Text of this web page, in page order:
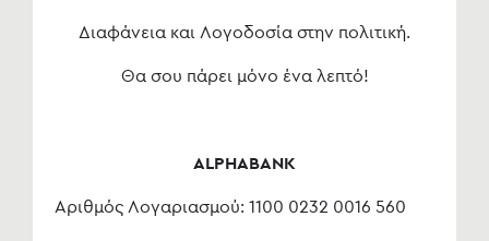
Διαφάνεια και Λογοδοσία στην πολιτική.
Θα σου πάρει μόνο ένα λεπτό!
ALPHABANK
Αριθμός Λογαριασμού: 1100 0232 0016 560